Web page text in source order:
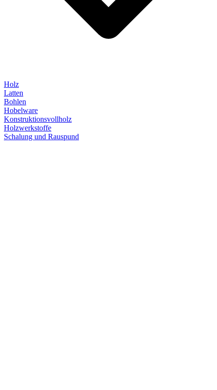
Holz
Latten
Bohlen
Hobelware
Konstruktionsvollholz
Holzwerkstoffe
Schalung und Rauspund